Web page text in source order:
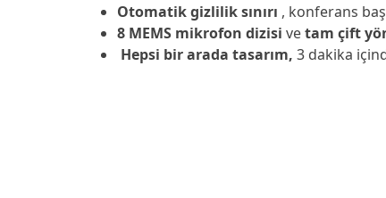
Otomatik gizlilik sınırı , konferans
8 MEMS mikrofon dizisi vetam çift
Hepsi bir arada tasarım, 3 dakika